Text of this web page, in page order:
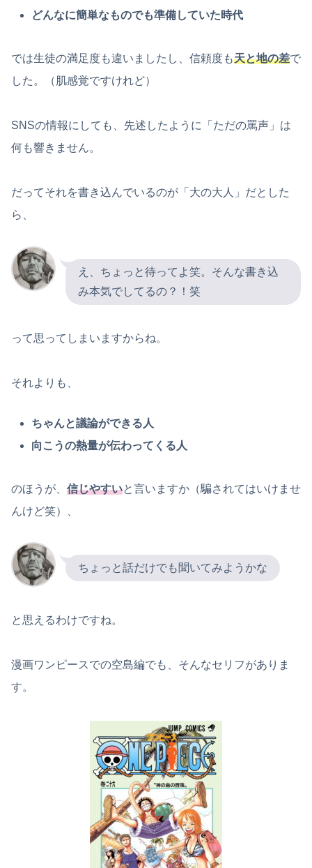
どんなに簡単なものでも準備していた時代
では生徒の満足度も違いましたし、信頼度も天と地の差で
した。（肌感覚ですけれど）
SNSの情報にしても、先述したように「ただの罵声」は
何も響きません。
だってそれを書き込んでいるのが「大の大人」だとした
ら、
え、ちょっと待ってよ笑。そんな書き込
み本気でしてるの？！笑
って思ってしまいますからね。
それよりも、
ちゃんと議論ができる人
向こうの熱量が伝わってくる人
のほうが、 信じやすいと言いますか（騙されてはいけませ
んけど笑）、
ちょっと話だけでも聞いてみようかな
と思えるわけですね。
漫画ワンピースでの空島編でも、そんなセリフがありま
す。